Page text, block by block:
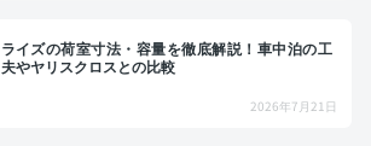
ライズの荷室寸法・容量を徹底解説！車中泊の工
夫やヤリスクロスとの比較
2026年7月21日